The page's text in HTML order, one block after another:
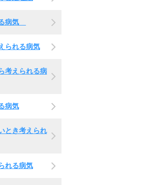
病気
られる病気
考えられる病
病気
とき考えられ
れる病気